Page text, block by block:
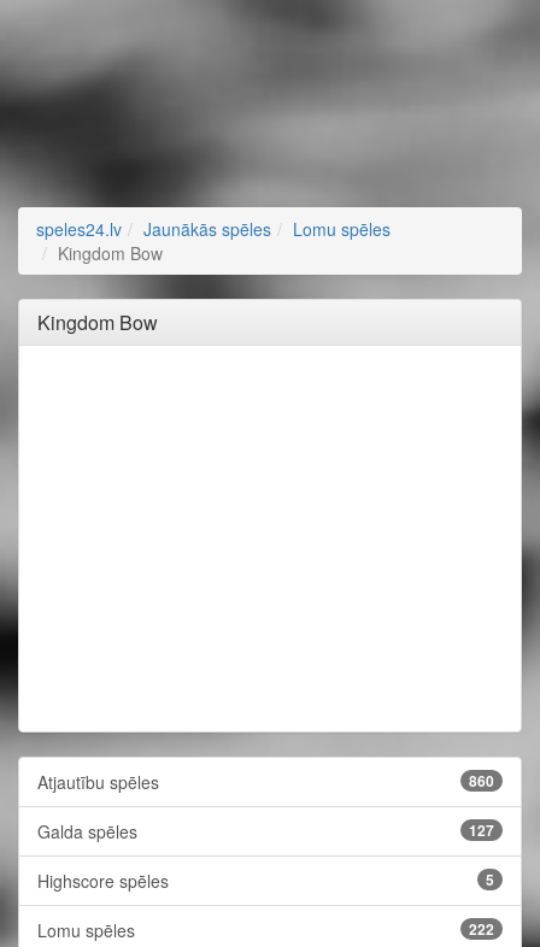
speles24.lv Jaunākās spēles
Lomu spēles
Kingdom Bow
Kingdom Bow
Atjautību spēles 860
Galda spēles 127
Highscore spēles 5
Lomu spēles 222